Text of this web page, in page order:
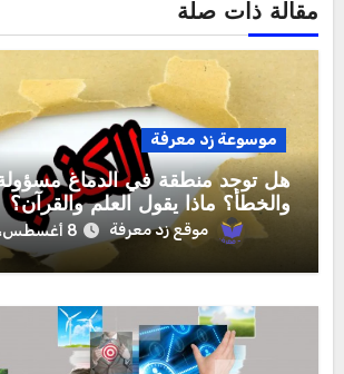
مقالة ذات صلة
موسوعة زد معرفة
هل توجد منطقة في الدماغ
والخطأ؟ ماذا يقول العلم والقرآن؟
موقع زد معرفة 8 أغسطس، 2026